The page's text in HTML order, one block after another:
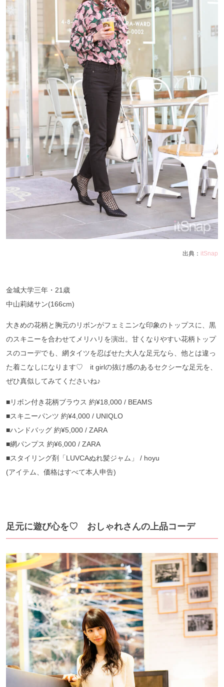
出典： itSnap
金城大学三年・21歳
中山莉緒サン(166cm)
大きめの花柄と胸元のリボンがフェミニンな印象のトップスに、黒
のスキニーを合わせてメリハリを演出。甘くなりやすい花柄トップ
スのコーデでも、網タイツを忍ばせた大人な足元なら、他とは違っ
た着こなしになります♡ it girlの抜け感のあるセクシーな足元を、
ぜひ真似してみてくださいね♪
■リボン付き花柄ブラウス 約¥18,000 / BEAMS
■スキニーパンツ 約¥4,000 / UNIQLO
■ハンドバッグ 約¥5,000 / ZARA
■網パンプス 約¥6,000 / ZARA
■スタイリング剤「LUVCAぬれ髪ジャム」 / hoyu
(アイテム、価格はすべて本人申告)
足元に遊び心を♡ おしゃれさんの上品コーデ